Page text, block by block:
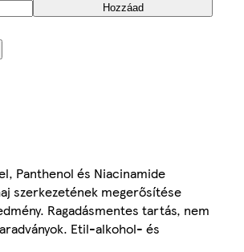
Hozzáad
Panthenol és Niacinamide
szerkezetének megerősítése
Ragadásmentes tartás, nem
Etil-alkohol- és